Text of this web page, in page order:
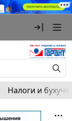
Налоги и